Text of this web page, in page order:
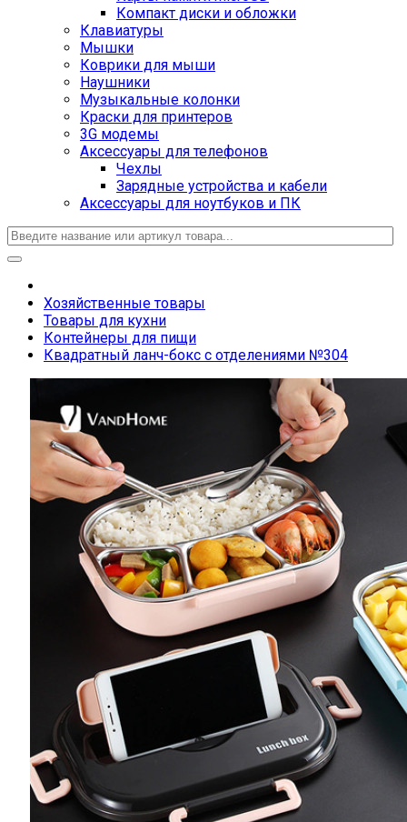
Компакт диски и обложки
Клавиатуры
Мышки
Коврики для мыши
Наушники
Музыкальные колонки
Краски для принтеров
3G модемы
Аксессуары для телефонов
Чехлы
Зарядные устройства и кабели
Аксессуары для ноутбуков и ПК
Хозяйственные товары
Товары для кухни
Контейнеры для пищи
Квадратный ланч-бокс с отделениями №304